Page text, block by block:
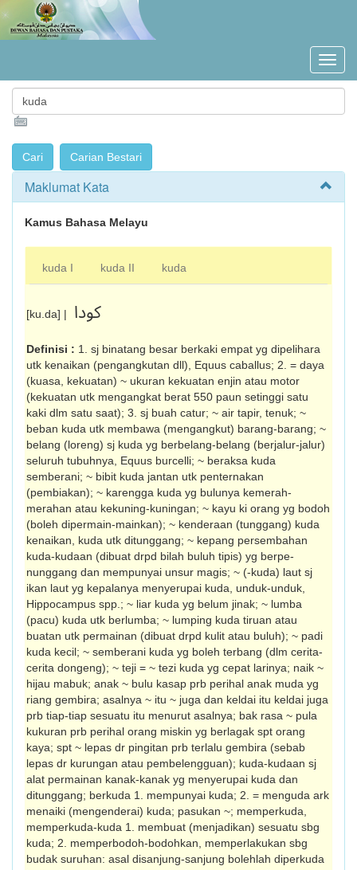
Maklumat Kata
Kamus Bahasa Melayu
kuda I kuda II kuda
[ku.da] | کودا
Definisi : 1. sj binatang besar berkaki empat yg dipelihara
utk kenaikan (pengangkutan dll), Equus caballus; 2. = daya
(kuasa, kekuatan) ~ ukuran kekuatan enjin atau motor
(kekuat­an utk mengangkat berat 550 paun setinggi satu
kaki dlm satu saat); 3. sj buah catur; ~ air tapir, tenuk; ~
beban kuda utk membawa (mengangkut) barang-barang; ~
belang (loreng) sj kuda yg berbelang-belang (berjalur­-jalur)
seluruh tubuhnya, Equus burcelli; ~ beraksa kuda
semberani; ~ bibit kuda jantan utk penternakan
(pembiakan); ~ karengga kuda yg bulunya kemerah-
merahan atau kekuning-kuningan; ~ kayu ki orang yg bodoh
(boleh dipermain-mainkan); ~ kenderaan (tunggang) kuda
kenaikan, kuda utk ditung­gang; ~ kepang persembahan
kuda-kudaan (dibuat drpd bilah buluh tipis) yg berpe­
nunggang dan mempunyai unsur magis; ~ (-kuda) laut sj
ikan laut yg kepalanya menye­rupai kuda, unduk-unduk,
Hippocampus spp.; ~ liar kuda yg belum jinak; ~ lumba
(pacu) kuda utk berlumba; ~ lumping kuda tiruan atau
buatan utk permainan (dibuat drpd kulit atau buluh); ~ padi
kuda kecil; ~ semberani kuda yg boleh terbang (dlm cerita-
cerita dongeng); ~ teji = ~ tezi kuda yg cepat larinya; naik ~
hijau mabuk; anak ~ bulu kasap prb perihal anak muda yg
riang gembira; asalnya ~ itu ~ juga dan keldai itu keldai juga
prb tiap-tiap sesuatu itu menurut asalnya; bak rasa ~ pula
kukuran prb perihal orang miskin yg berlagak spt orang
kaya; spt ~ lepas dr pingitan prb terlalu gembira (sebab
lepas dr kurungan atau pem­belengguan); kuda-kudaan sj
alat permainan kanak­-kanak yg menyerupai kuda dan
ditunggang; berkuda 1. mempunyai kuda; 2. = menguda ark
menaiki (mengenderai) kuda; pasukan ~; memperkuda,
memperkuda-kuda 1. mem­buat (menjadikan) sesuatu sbg
kuda; 2. memperbodoh-bodohkan, memperlakukan sbg
budak suruhan: asal disanjung-sanjung bolehlah diperkuda